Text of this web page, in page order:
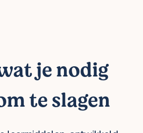
je nodig
te slagen